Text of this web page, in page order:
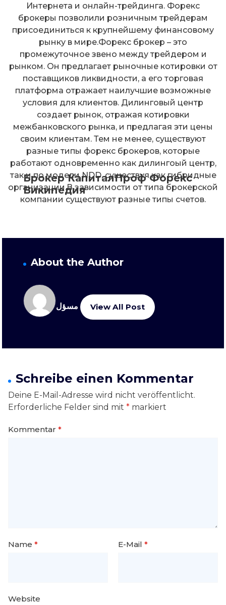
Брокер КапиталПроф Форекс
Википедия
Интернета и онлайн-трейдинга. Форекс
брокеры позволили розничным трейдерам
присоединиться к крупнейшему финансовому
рынку в мире.Форекс брокер – это
промежуточное звено между трейдером и
рынком. Он предлагает рыночные котировки от
поставщиков ликвидности, а его торговая
платформа отражает наилучшие возможные
условия для клиентов. Дилинговый центр
создает рынок, отражая котировки
межбанковского рынка, и предлагая эти цены
своим клиентам. Тем не менее, существуют
разные типы форекс брокеров, которые
работают одновременно как дилингоый центр,
так и по модели NDD, существуя как гибридные
организации.В зависимости от типа брокерской
компании существуют разные типы счетов.
About the Author
مسؤل View All Post
Schreibe einen Kommentar
Deine E-Mail-Adresse wird nicht veröffentlicht.
Erforderliche Felder sind mit * markiert
Kommentar *
Name * E-Mail *
Website